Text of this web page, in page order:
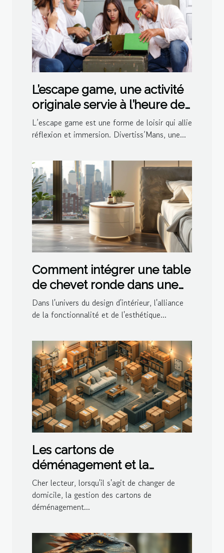
L’escape game, une activité
originale servie à l’heure de
l’apéro par Divertiss’Mans
L’escape game est une forme de loisir qui allie
réflexion et immersion. Divertiss’Mans, une...
Comment intégrer une table
de chevet ronde dans une
décoration moderne
Dans l'univers du design d'intérieur, l'alliance
de la fonctionnalité et de l'esthétique...
Les cartons de
déménagement et la
gestion de l'espace dans le
logement
Cher lecteur, lorsqu'il s'agit de changer de
domicile, la gestion des cartons de
déménagement...